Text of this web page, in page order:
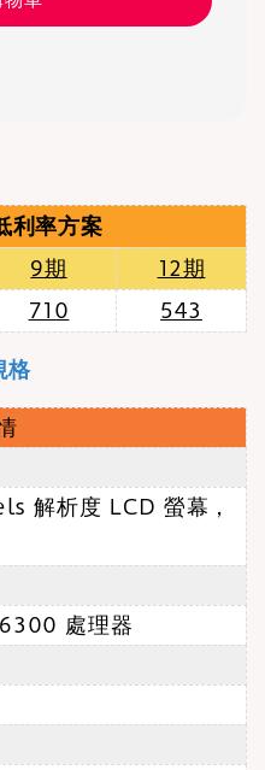
利率方案
9期
12期
710 543
格
解析度 LCD 螢幕 ，
處理器